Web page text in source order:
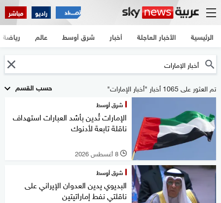
راديو مباشر
الرئيسية الأخبار العاجلة أخبار شرق أوسط عالم رياضة
حسب القسم تم العثور على 1065 أخبار "أخبار الإمارات"
شرق أوسط
الإمارات تُدين بأشد العبارات استهداف
ناقلة تابعة لأدنوك
l 8 أغسطس 2026
شرق أوسط
البديوي يدين العدوان الإيراني على
ناقلتي نفط إماراتيتين